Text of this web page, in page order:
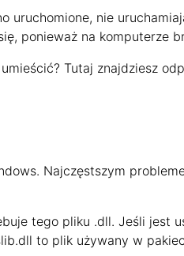
nie
ponieważ na komputerze
Tutaj znajdziesz
Najczęstszym
tego pliku .dll. Jeśli jest
to plik używany w